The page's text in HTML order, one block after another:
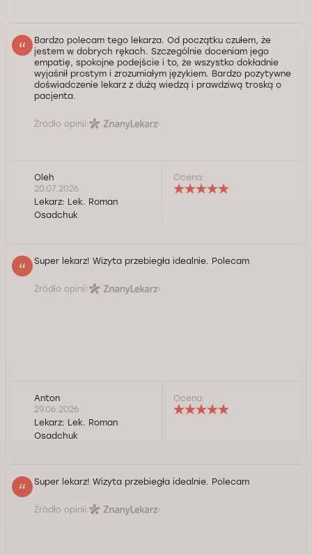
Bardzo polecam tego lekarza. Od początku czułem, że
jestem w dobrych rękach. Szczególnie doceniam jego
empatię, spokojne podejście i to, że wszystko dokładnie
wyjaśnił prostym i zrozumiałym językiem. Bardzo pozytywne
doświadczenie lekarz z dużą wiedzą i prawdziwą troską o
pacjenta.
Źródło opinii:
Oleh
20.07.2026
Lekarz: Lek. Roman
Osadchuk
Ocena:
Super lekarz! Wizyta przebiegła idealnie. Polecam
Źródło opinii:
Anton
29.06.2026
Lekarz: Lek. Roman
Osadchuk
Ocena:
Super lekarz! Wizyta przebiegła idealnie. Polecam
Źródło opinii: